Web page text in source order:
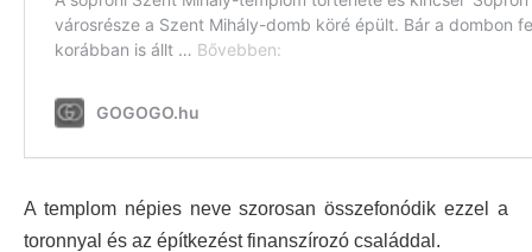
A templom népies neve szorosan összefonódik ezzel a
toronnyal és az építkezést finanszírozó családdal.